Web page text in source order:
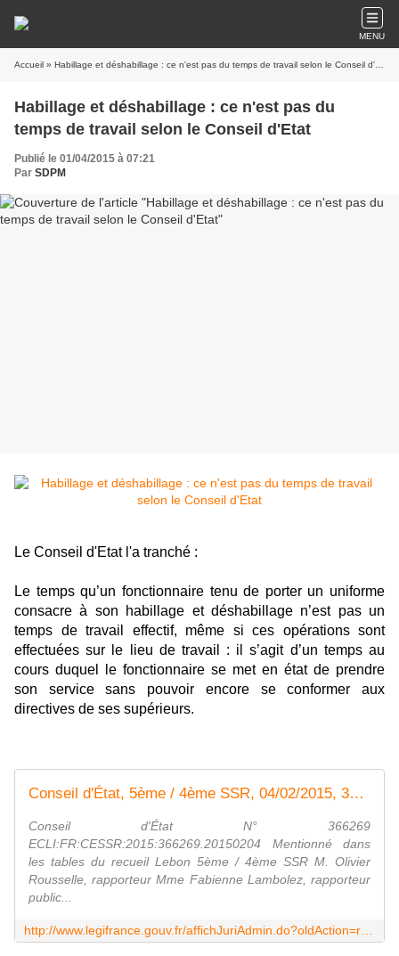
MENU
Accueil » Habillage et déshabillage : ce n'est pas du temps de travail selon le Conseil d'Etat
Habillage et déshabillage : ce n'est pas du
temps de travail selon le Conseil d'Etat
Publié le 01/04/2015 à 07:21
Par SDPM
Le Conseil d'Etat l'a tranché :
Le temps qu’un fonctionnaire tenu de porter un uniforme
consacre à son habillage et déshabillage n’est pas un
temps de travail effectif, même si ces opérations sont
effectuées sur le lieu de travail : il s’agit d’un temps au
cours duquel le fonctionnaire se met en état de prendre
son service sans pouvoir encore se conformer aux
directives de ses supérieurs.
Conseil d'État, 5ème / 4ème SSR, 04/02/2015, 366269 | Legifrance
Conseil d'État N° 366269
ECLI:FR:CESSR:2015:366269.20150204 Mentionné dans
les tables du recueil Lebon 5ème / 4ème SSR M. Olivier
Rousselle, rapporteur Mme Fabienne Lambolez, rapporteur
public...